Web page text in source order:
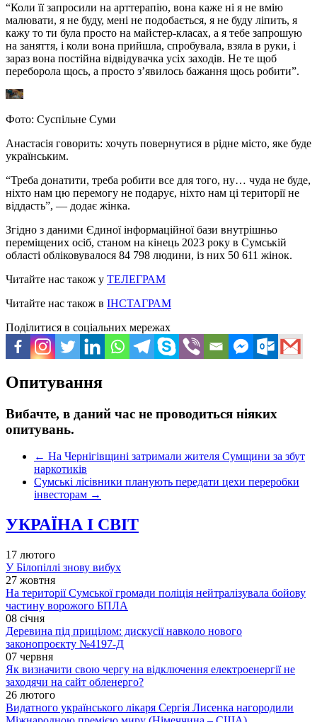
“Коли її запросили на арттерапію, вона каже ні я не вмію
малювати, я не буду, мені не подобається, я не буду ліпить, я
кажу то ти була просто на майстер-класах, а я тебе запрошую
на заняття, і коли вона прийшла, спробувала, взяла в руки, і
зараз вона постійна відвідувачка усіх заходів. Не те щоб
переборола щось, а просто з’явилось бажання щось робити”.
Фото: Суспільне Суми
Анастасія говорить: хочуть повернутися в рідне місто, яке буде
українським.
“Треба донатити, треба робити все для того, ну… чуда не буде,
ніхто нам цю перемогу не подарує, ніхто нам ці території не
віддасть”, — додає жінка.
Згідно з даними Єдиної інформаційної бази внутрішньо
переміщених осіб, станом на кінець 2023 року в Сумській
області обліковувалося 84 798 людини, із них 50 611 жінок.
Читайте нас також у ТЕЛЕГРАМ
Читайте нас також в ІНСТАГРАМ
Поділитися в соціальних мережах
Опитування
Вибачте, в даний час не проводиться ніяких
опитувань.
← На Чернігівщині затримали жителя Сумщини за збут
наркотиків
Сумські лісівники планують передати цехи переробки
інвесторам →
УКРАЇНА І СВІТ
17 лютого
У Білопіллі знову вибух
27 жовтня
На території Сумської громади поліція нейтралізувала бойову
частину ворожого БПЛА
08 січня
Деревина під прицілом: дискусії навколо нового
законопроєкту №4197-Д
07 червня
Як визначити свою чергу на відключення електроенергії не
заходячи на сайт обленерго?
26 лютого
Видатного українського лікаря Сергія Лисенка нагородили